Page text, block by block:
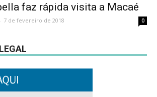
faz rápida visita a Macaé
- 7 de fevereiro de 2018 0